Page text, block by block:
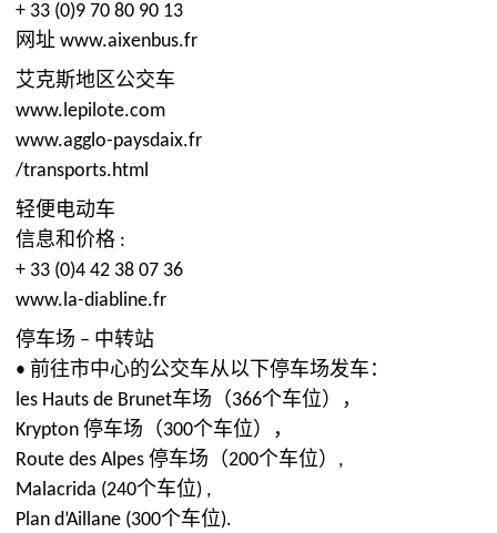
+ 33 (0)9 70 80 90 13
网址 www.aixenbus.fr
艾克斯地区公交车
www.lepilote.com
www.agglo-paysdaix.fr
/transports.html
轻便电动车
信息和价格 :
+ 33 (0)4 42 38 07 36
www.la-diabline.fr
停车场 – 中转站
• 前往市中心的公交车从以下停车场发车：
les Hauts de Brunet车场（366个车位），
Krypton 停车场（300个车位），
Route des Alpes 停车场（200个车位）,
Malacrida (240个车位) ,
Plan d’Aillane (300个车位).